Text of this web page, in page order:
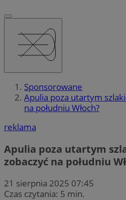
Sponsorowane
Apulia poza utartym
na południu Włoch?
reklama
Apulia poza utartym
zobaczyć na południu
21 sierpnia 2025 07:45
Czas czytania: 5 min.